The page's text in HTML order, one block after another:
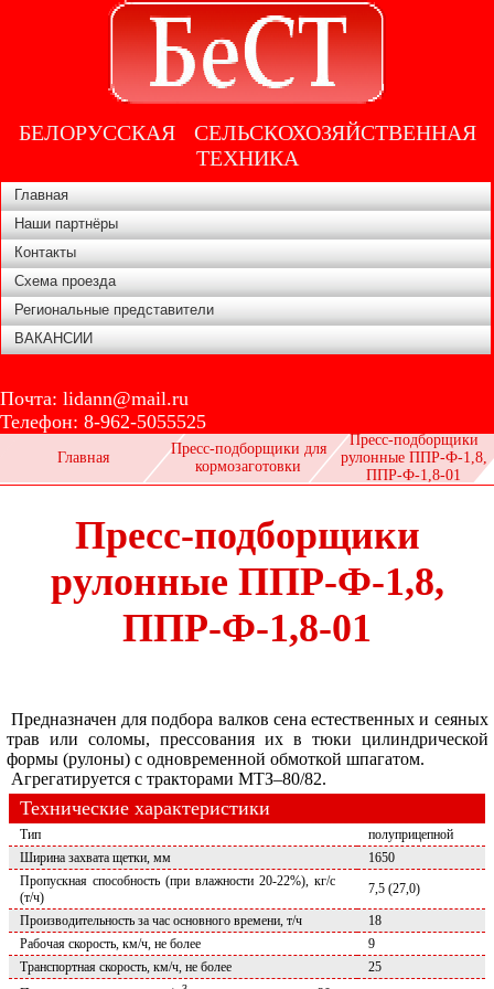
БЕЛОРУССКАЯ СЕЛЬСКОХОЗЯЙСТВЕННАЯ
ТЕХНИКА
Главная
Наши партнёры
Контакты
Схема проезда
Региональные представители
ВАКАНСИИ
Почта: lidann@mail.ru
Телефон: 8-962-5055525
Главная
Пресс-подборщики для
кормозаготовки
Пресс-подборщики
рулонные ППР-Ф-1,8,
ППР-Ф-1,8-01
Пресс-подборщики
рулонные ППР-Ф-1,8,
ППР-Ф-1,8-01
Предназначен для подбора валков сена естественных и сеяных
трав или соломы, прессования их в тюки цилиндрической
формы (рулоны) с одновременной обмоткой шпагатом.
Агрегатируется с тракторами МТЗ–80/82.
Технические характеристики
Тип
полуприцепной
Ширина захвата щетки, мм
1650
Пропускная способность (при влажности 20-22%), кг/с
(т/ч)
7,5 (27,0)
Производительность за час основного времени, т/ч
18
Рабочая скорость, км/ч, не более
9
Транспортная скорость, км/ч, не более
25